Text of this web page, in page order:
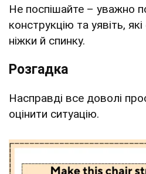
Не поспішайте – уважно
конструкцію та уявіть,
ніжки й спинку.
Розгадка
Насправді все доволі
оцінити ситуацію.